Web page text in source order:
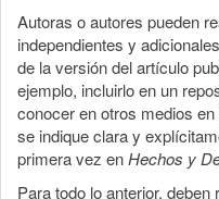
Autoras o autores pueden
independientes y
de la versión del artículo
ejemplo, incluirlo en un
conocer en otros medios
se indique clara y
primera vez enHechos y
Para todo lo anterior,